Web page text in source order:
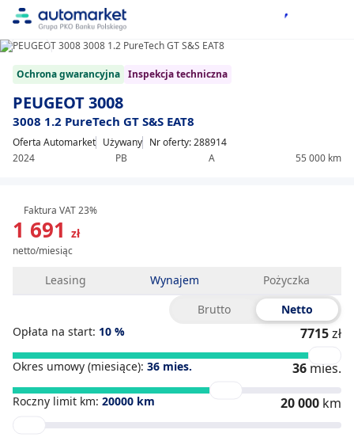
21
1/21
Ochrona gwarancyjna Inspekcja techniczna
PEUGEOT 3008
3008 1.2 PureTech GT S&S EAT8
Oferta Automarket Używany
2024
PB A 55 000 km
Nr oferty: 288914
1 691 zł
netto/miesiąc
Faktura VAT 23%
Leasing Wynajem
Pożyczka
Brutto
Netto
Opłata na start: 10 % 7715zł
Okres umowy (miesiące): 36 mies. 36 mies.
Roczny limit km: 20000 km 20 000 km